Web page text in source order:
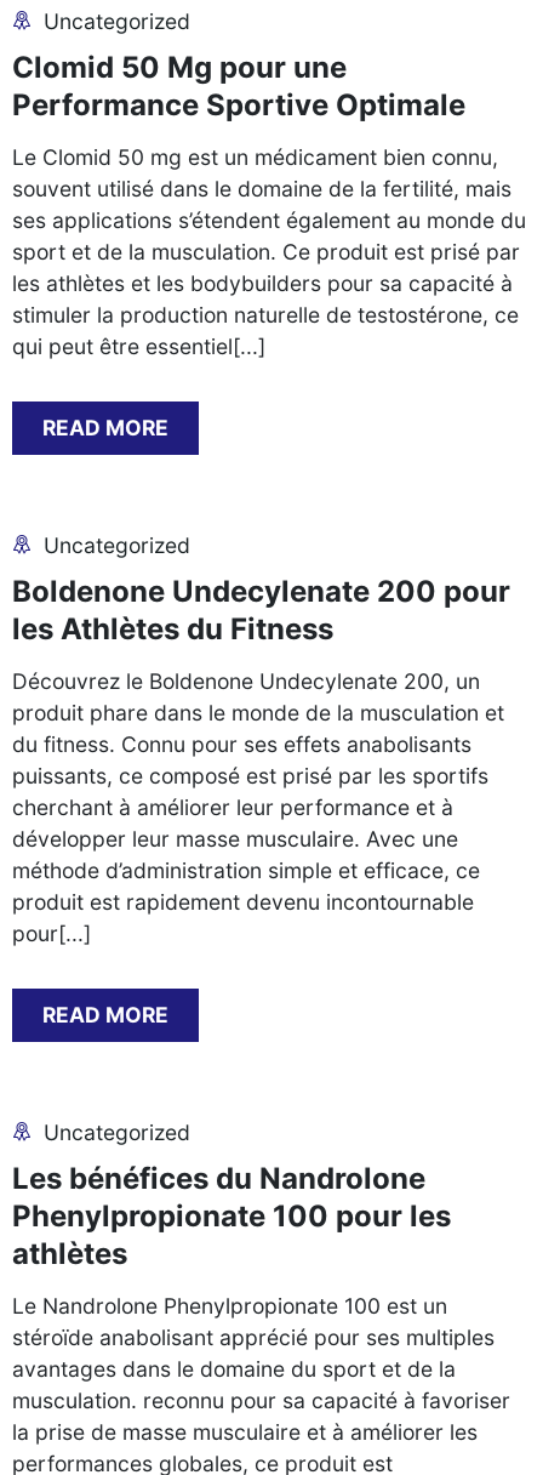
Uncategorized
Clomid 50 Mg pour une
Performance Sportive Optimale
Le Clomid 50 mg est un médicament bien connu,
souvent utilisé dans le domaine de la fertilité, mais
ses applications s’étendent également au monde du
sport et de la musculation. Ce produit est prisé par
les athlètes et les bodybuilders pour sa capacité à
stimuler la production naturelle de testostérone, ce
qui peut être essentiel[...]
READ MORE
Uncategorized
Boldenone Undecylenate 200 pour
les Athlètes du Fitness
Découvrez le Boldenone Undecylenate 200, un
produit phare dans le monde de la musculation et
du fitness. Connu pour ses effets anabolisants
puissants, ce composé est prisé par les sportifs
cherchant à améliorer leur performance et à
développer leur masse musculaire. Avec une
méthode d’administration simple et efficace, ce
produit est rapidement devenu incontournable
pour[...]
READ MORE
Uncategorized
Les bénéfices du Nandrolone
Phenylpropionate 100 pour les
athlètes
Le Nandrolone Phenylpropionate 100 est un
stéroïde anabolisant apprécié pour ses multiples
avantages dans le domaine du sport et de la
musculation. reconnu pour sa capacité à favoriser
la prise de masse musculaire et à améliorer les
performances globales, ce produit est